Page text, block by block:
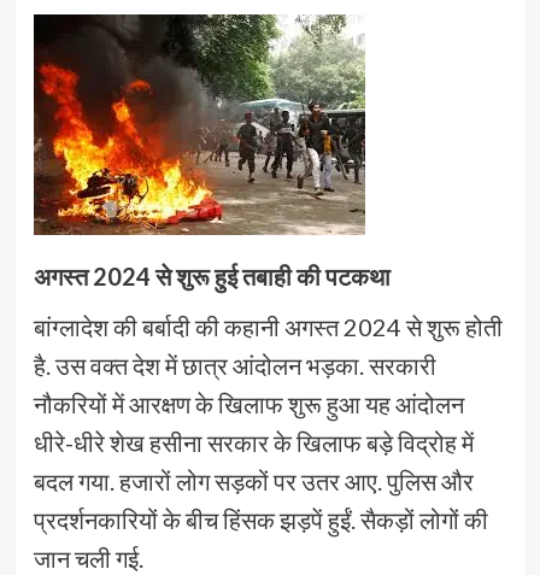
अगस्त 2024 से शुरू हुई तबाही की पटकथा
बांग्लादेश की बर्बादी की कहानी अगस्त 2024 से शुरू होती
है. उस वक्त देश में छात्र आंदोलन भड़का. सरकारी
नौकरियों में आरक्षण के खिलाफ शुरू हुआ यह आंदोलन
धीरे-धीरे शेख हसीना सरकार के खिलाफ बड़े विद्रोह में
बदल गया. हजारों लोग सड़कों पर उतर आए. पुलिस और
प्रदर्शनकारियों के बीच हिंसक झड़पें हुईं. सैकड़ों लोगों की
जान चली गई.